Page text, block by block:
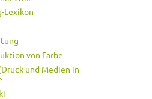
Lexikon
von Farbe
und Medien in